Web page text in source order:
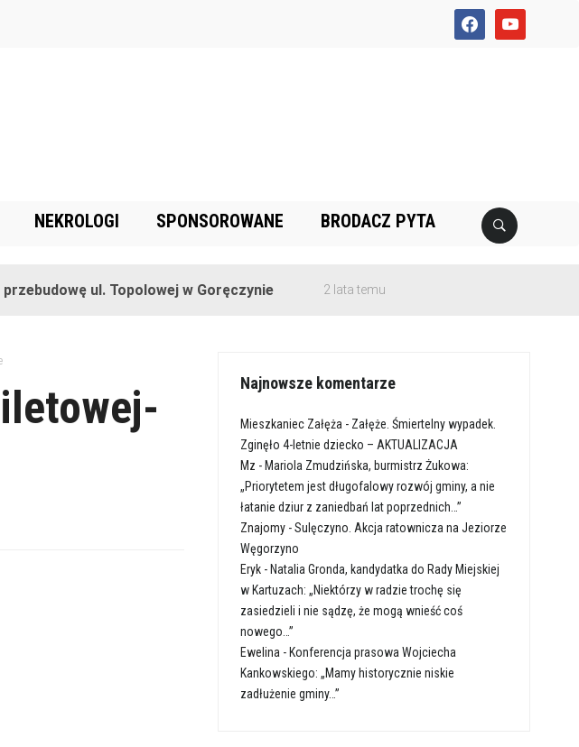
facebookyoutube
NEKROLOGI SPONSOROWANE BRODACZ PYTA
ul. Topolowej w Goręczynie 2 lata temu
Najnowsze komentarze
Mieszkaniec Załęża - Załęże. Śmiertelny wypadek.
Zginęło 4-letnie dziecko – AKTUALIZACJA
Mz - Mariola Zmudzińska, burmistrz Żukowa:
„Priorytetem jest długofalowy rozwój gminy, a nie
łatanie dziur z zaniedbań lat poprzednich…”
Znajomy -Sulęczyno. Akcja ratownicza na Jeziorze
Węgorzyno
Eryk - Natalia Gronda, kandydatka do Rady Miejskiej
w Kartuzach: „Niektórzy w radzie trochę się
zasiedzieli i nie sądzę, że mogą wnieść coś
nowego…”
Ewelina - Konferencja prasowa Wojciecha
Kankowskiego: „Mamy historycznie niskie
zadłużenie gminy…”